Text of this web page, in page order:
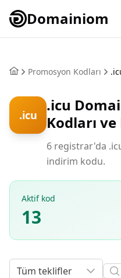
Domainiom
Promosyon Kodları
.icu
.icu
Kodları
6 registrar'da
indirim kodu.
Aktif kod
13
Tüm teklifler